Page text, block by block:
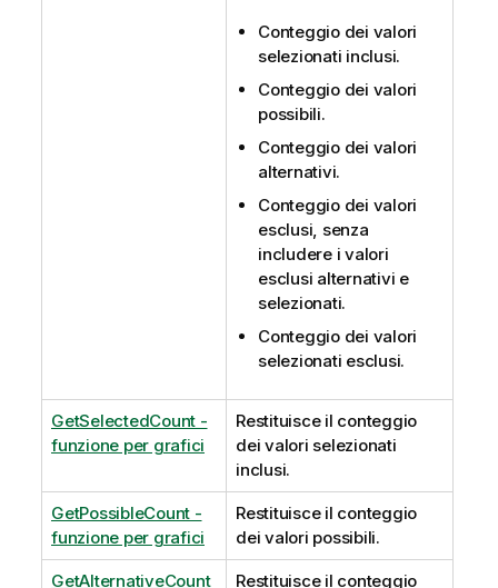
Conteggio dei valori
selezionati inclusi.
Conteggio dei valori
possibili.
Conteggio dei valori
alternativi.
Conteggio dei valori
esclusi, senza
includere i valori
esclusi alternativi e
selezionati.
Conteggio dei valori
selezionati esclusi.
GetSelectedCount -
funzione per grafici
Restituisce il conteggio
dei valori selezionati
inclusi.
GetPossibleCount -
funzione per grafici
Restituisce il conteggio
dei valori possibili.
GetAlternativeCount
Restituisce il conteggio